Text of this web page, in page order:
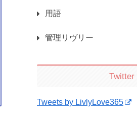
用語
管理リヴリー
Twitter
Tweets by LivlyLove365